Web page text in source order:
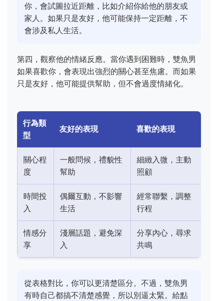
你，會試圖拉近距離，比如介紹你給他的朋友或
家人。如果只是友好，他可能保持一定距離，不
會涉及私人生活。
第四，觀察他的情緒反應。當你遇到困難時，雙魚男
如果喜歡你，會表現出強烈的關心甚至焦慮。而如果
只是友好，他可能提供幫助，但不會過度情緒化。
行為類
型
友好的表現 喜歡的表現
關心程
度
一般問候，禮貌性
幫助
細緻入微，主動
照顧
時間投
入
偶爾互動，不影響
生活
經常聯繫，調整
行程
情感分
享
淺層話題，避免深
入
分享內心，尋求
共鳴
從表格對比，你可以更清楚區分。不過，雙魚男
有時自己都搞不清楚感覺，所以別逼太緊。給點